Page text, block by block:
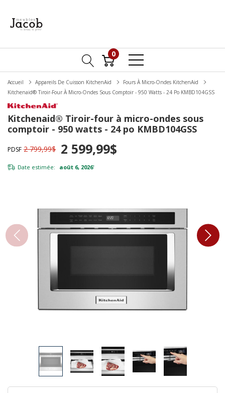
0
Accueil Appareils De Cuisson KitchenAid
Fours À Micro-Ondes KitchenAid
Kitchenaid® Tiroir-Four À Micro-Ondes Sous Comptoir - 950 Watts - 24 Po KMBD104GSS
Kitchenaid® Tiroir-four à micro-ondes sous
comptoir - 950 watts - 24 po KMBD104GSS
PDSF 2 799,99$ 2 599,99$
Date estimée: août 6, 2026*